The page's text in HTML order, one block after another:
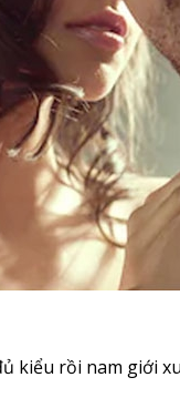
rồi nam giới